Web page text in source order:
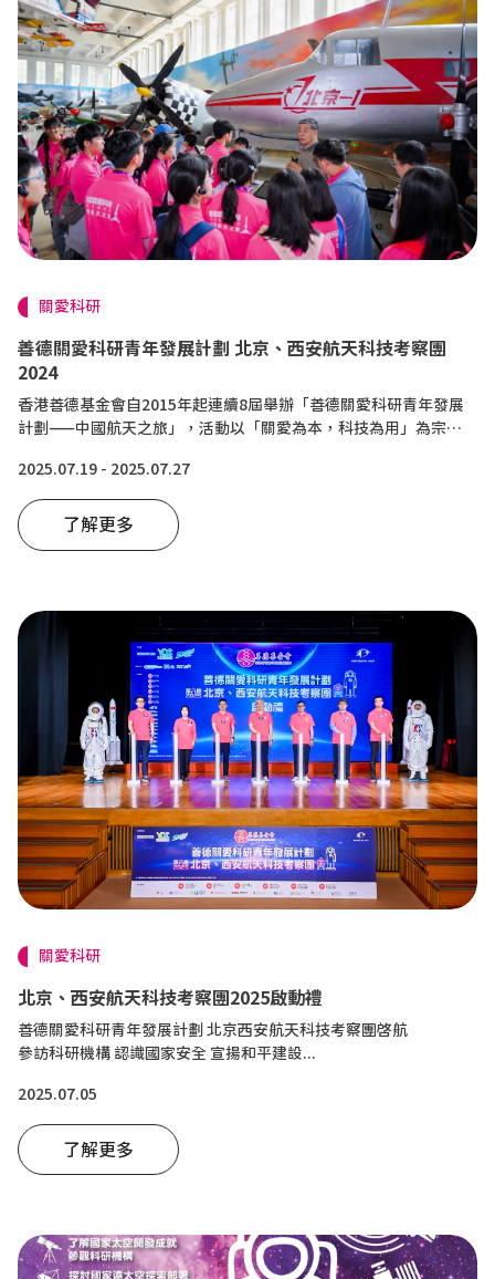
關愛科研
善德關愛科研青年發展計劃 北京、西安航天科技考察團
2024
香港善德基金會自2015年起連續8屆舉辦「善德關愛科研青年發展
計劃——中國航天之旅」，活動以「關愛為本，科技為用」為宗
引導香港青年關注科技創新，激發其對科技事業的興趣，鼓勵積極
參與國家高新科技研發活動，通過創新科技改善民眾生活，以「科
2025.07.19 - 2025.07.27
了解更多
關愛科研
北京、西安航天科技考察團2025啟動禮
善德關愛科研青年發展計劃 北京西安航天科技考察團啓航
參訪科研機構 認識國家安全 宣揚和平建設...
2025.07.05
了解更多